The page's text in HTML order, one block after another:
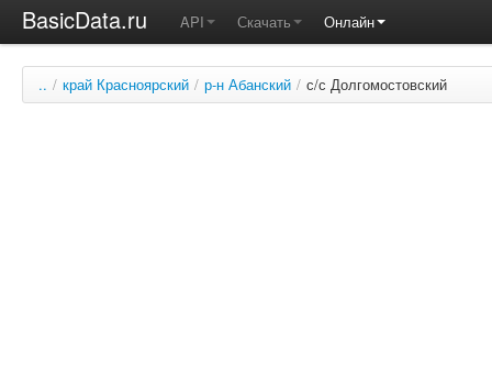
BasicData.ru API Скачать Онлайн
.. / край Красноярский / р-н Абанский / с/с Долгомостовский